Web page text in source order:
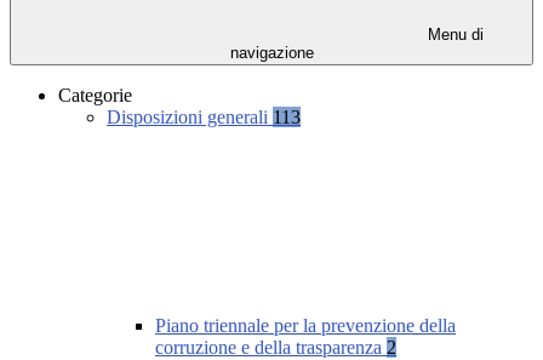
Menu di
navigazione
Categorie
Disposizioni generali 113
Piano triennale per la prevenzione della
corruzione e della trasparenza 2